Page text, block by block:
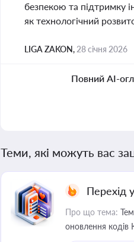
безпекою та підтримку
як технологічний
LIGA ZAKON, 28 січня 2026
Повний AI-
Теми, які можуть вас
Перехід
Про що тема:
оновлення кодів